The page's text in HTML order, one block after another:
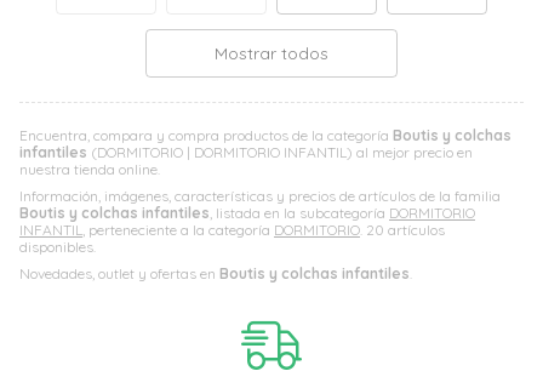
Encuentra, compara y compra productos de la categoría Boutis y colchas
infantiles (DORMITORIO | DORMITORIO INFANTIL) al mejor precio en
nuestra tienda online.
Información, imágenes, características y precios de artículos de la familia
Boutis y colchas infantiles, listada en la subcategoría DORMITORIO
INFANTIL, perteneciente a la categoría DORMITORIO. 20 artículos
disponibles.
Novedades, outlet y ofertas en Boutis y colchas infantiles.
Mostrar todos